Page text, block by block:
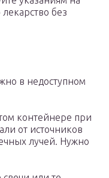
без
в недоступном
контейнере при
от источников
лучей. Нужно